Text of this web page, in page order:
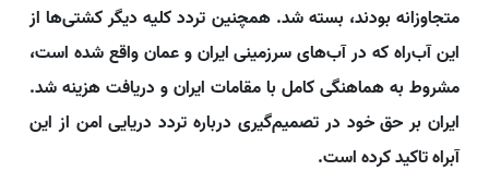
متجاوزانه بودند، بسته شد. همچنین تردد کلیه دیگر کشتی‌ها از
این آب‌راه که در آب‌های سرزمینی ایران و عمان واقع شده است،
مشروط به هماهنگی کامل با مقامات ایران و دریافت هزینه شد.
ایران بر حق خود در تصمیم‌گیری درباره تردد دریایی امن از این
آبراه تاکید کرده است.